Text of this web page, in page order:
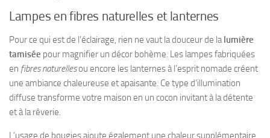
Lampes en fibres naturelles et lanternes
Pour ce qui est de l’éclairage, rien ne vaut la douceur de lalumière
tamisée pour magnifier un décor bohème. Les lampes fabriquées
en fibres naturellesou encore les lanternes à l’esprit nomade créent
une ambiance chaleureuse et apaisante. Ce type d’illumination
diffuse transforme votre maison en un cocon invitant à la détente
et à la rêverie.
L’usage de bougies ajoute également une chaleur supplémentaire.